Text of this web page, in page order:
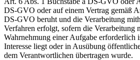
DS-GVO oder auf einem Vertrag gemäß
DS-GVO beruht und die Verarbeitung
Verfahren erfolgt, sofern die Verarbeitung
Wahrnehmung einer Aufgabe erforderlich
Interesse liegt oder in Ausübung
dem Verantwortlichen übertragen wurde.